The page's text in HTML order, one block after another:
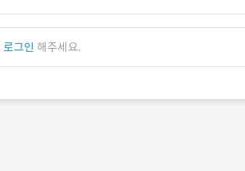
로그인 해주세요.